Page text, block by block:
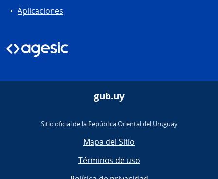
Aplicaciones
gub.uy
Sitio oficial de la República Oriental del Uruguay
Mapa del Sitio
Términos de uso